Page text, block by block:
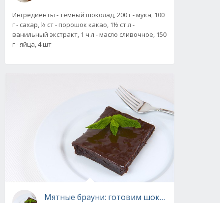
Ингредиенты - тёмный шоколад, 200 г - мука, 100
г - сахар, ½ ст - порошок какао, 1½ ст л -
ванильный экстракт, 1 ч л - масло сливочное, 150
г - яйца, 4 шт
Мятные брауни: готовим шоколадные